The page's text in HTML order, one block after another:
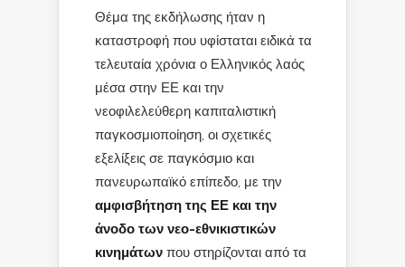
Θέμα της εκδήλωσης ήταν η
καταστροφή που υφίσταται ειδικά τα
τελευταία χρόνια ο Ελληνικός λαός
μέσα στην ΕΕ και την
νεοφιλελεύθερη καπιταλιστική
παγκοσμιοποίηση, οι σχετικές
εξελίξεις σε παγκόσμιο και
πανευρωπαϊκό επίπεδο, με την
αμφισβήτηση της ΕΕ και την
άνοδο των νεο-εθνικιστικών
κινημάτων που στηρίζονται από τα